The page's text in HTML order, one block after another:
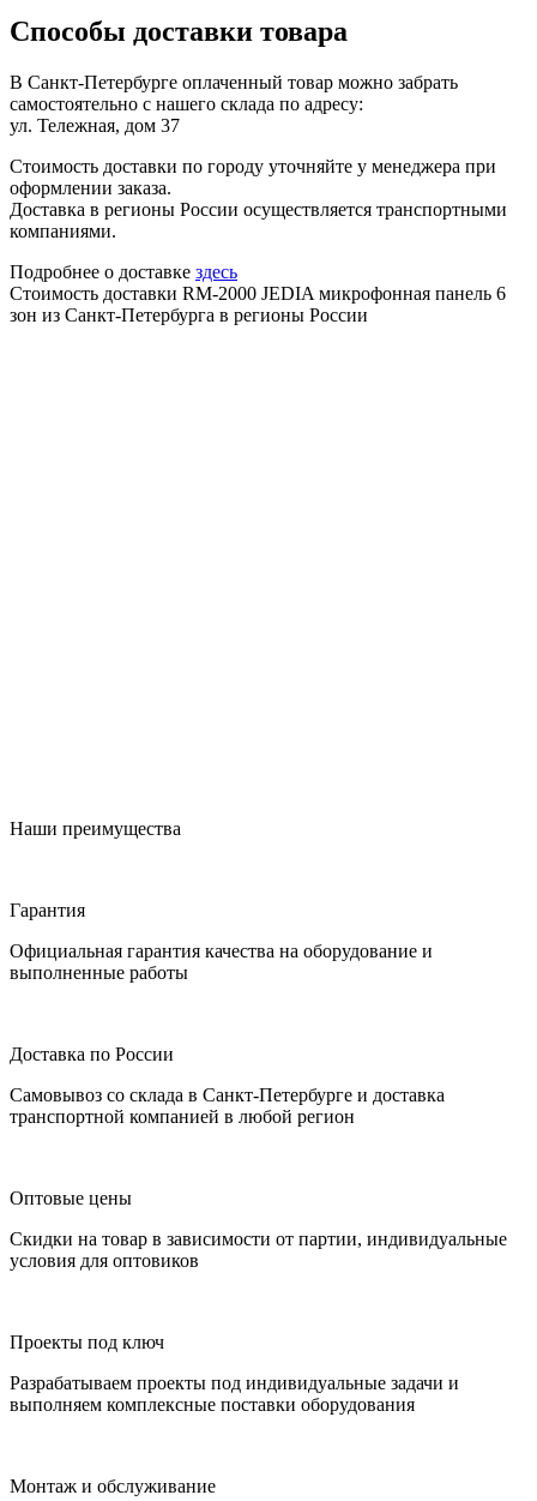
Способы доставки товара
В Санкт-Петербурге оплаченный товар можно забрать
самостоятельно с нашего склада по адресу:
ул. Тележная, дом 37
Стоимость доставки по городу уточняйте у менеджера при
оформлении заказа.
Доставка в регионы России осуществляется транспортными
компаниями.
Подробнее о доставке здесь
Стоимость доставки RM-2000 JEDIA микрофонная панель 6
зон из Санкт-Петербурга в регионы России
Наши преимущества
Гарантия
Официальная гарантия качества на оборудование и
выполненные работы
Доставка по России
Самовывоз со склада в Санкт-Петербурге и доставка
транспортной компанией в любой регион
Оптовые цены
Скидки на товар в зависимости от партии, индивидуальные
условия для оптовиков
Проекты под ключ
Разрабатываем проекты под индивидуальные задачи и
выполняем комплексные поставки оборудования
Монтаж и обслуживание